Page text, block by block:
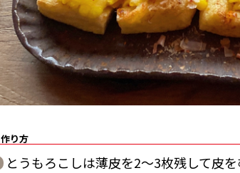
作り方
とうもろこしは薄皮を2〜3枚残して皮